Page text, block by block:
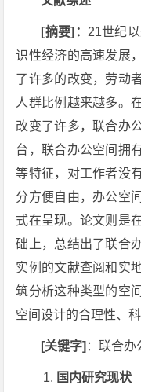
[摘要]： 21世纪
识性经济的高速发展
了许多的改变，劳动
人群比例越来越多。
改变了许多，联合办
台，联合办公空间拥
等特征，对工作者没
分方便自由，办公空
式在呈现。论文则是
础上，总结出了联合
实例的文献查阅和实
筑分析这种类型的空
空间设计的合理性、
[关键字] ：联合
国内研究现状